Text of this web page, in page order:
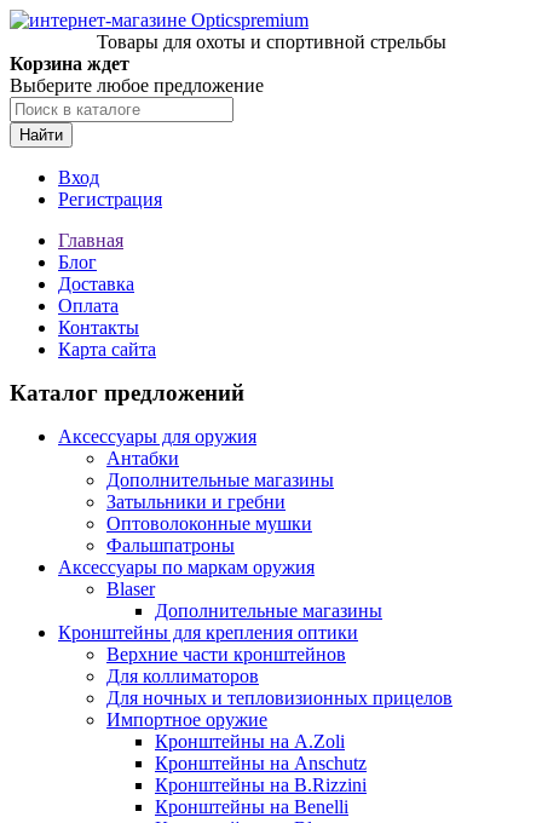
Товары для охоты и спортивной стрельбы
Корзина ждет
Выберите любое предложение
Найти
Вход
Регистрация
Главная
Блог
Доставка
Оплата
Контакты
Карта сайта
Каталог предложений
Аксессуары для оружия
Антабки
Дополнительные магазины
Затыльники и гребни
Оптоволоконные мушки
Фальшпатроны
Аксессуары по маркам оружия
Blaser
Дополнительные магазины
Кронштейны для крепления оптики
Верхние части кронштейнов
Для коллиматоров
Для ночных и тепловизионных прицелов
Импортное оружие
Кронштейны на A.Zoli
Кронштейны на Anschutz
Кронштейны на B.Rizzini
Кронштейны на Benelli